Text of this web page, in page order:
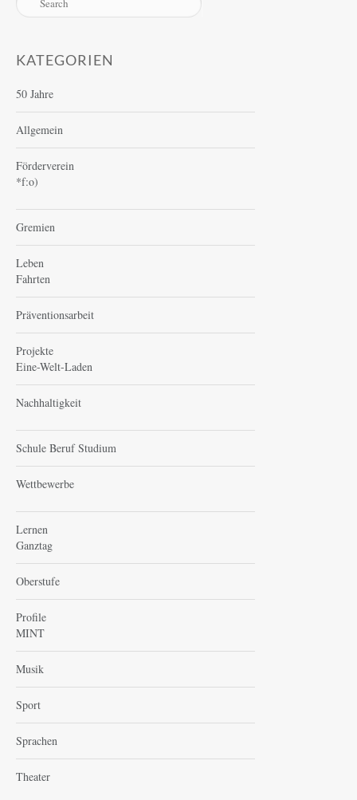
KATEGORIEN
50 Jahre
Allgemein
Förderverein
*f:o)
Gremien
Leben
Fahrten
Präventionsarbeit
Projekte
Eine-Welt-Laden
Nachhaltigkeit
Schule Beruf Studium
Wettbewerbe
Lernen
Ganztag
Oberstufe
Profile
MINT
Musik
Sport
Sprachen
Theater